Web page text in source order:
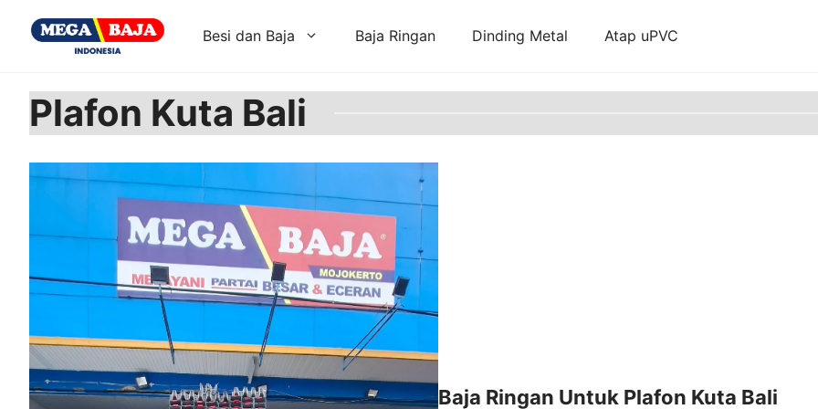
Besi dan Baja Baja Ringan Dinding Metal Atap uPVC
Plafon Kuta Bali
Baja Ringan Untuk Plafon Kuta Bali